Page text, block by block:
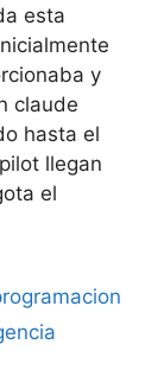
esta
y
claude
hasta el
llegan
el